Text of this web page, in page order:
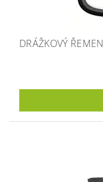
DRÁŽKOVÝ ŘEMEN